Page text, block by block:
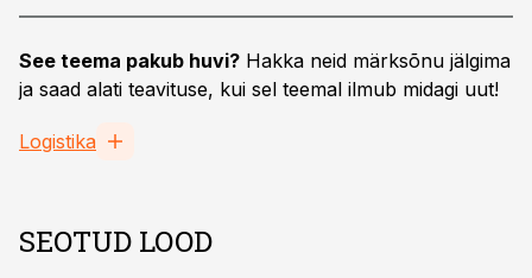
See teema pakub huvi? Hakka neid märksõnu jälgima
ja saad alati teavituse, kui sel teemal ilmub midagi uut!
Logistika
SEOTUD LOOD